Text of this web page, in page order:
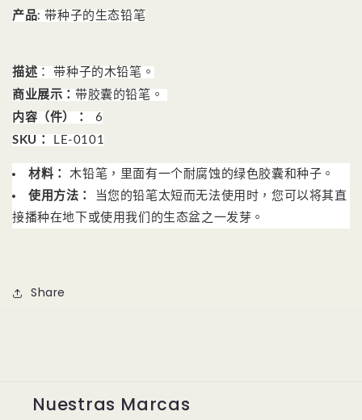
少
加
产品: 带种子的生态铅笔
描述 ： 带种子的木铅笔。
商业展示： 带胶囊的铅笔。
内容（件）：
6
SKU：
LE-0101
材料：木铅笔，里面有一个耐腐蚀的绿色胶囊和种子。
使用方法：
当您的铅笔太短而无法使用时，您可以将其直
接播种在地下或使用我们的生态盆之一发芽。
Share
Nuestras Marcas